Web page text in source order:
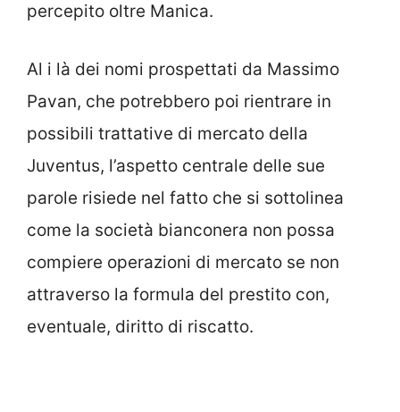
percepito oltre Manica.
Al i là dei nomi prospettati da Massimo
Pavan, che potrebbero poi rientrare in
possibili trattative di mercato della
Juventus, l’aspetto centrale delle sue
parole risiede nel fatto che si sottolinea
come la società bianconera non possa
compiere operazioni di mercato se non
attraverso la formula del prestito con,
eventuale, diritto di riscatto.